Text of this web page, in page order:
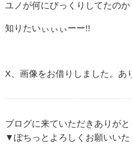
ユノが何にびっくりしてたのか
知りたいぃぃぃーー!!
X、画像をお借りしました。あ
ブログに来ていただきありがと
▼ぽちっとよろしくお願いいた